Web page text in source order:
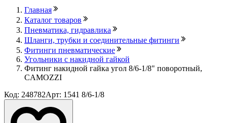
Главная
Каталог товаров
Пневматика, гидравлика
Шланги, трубки и соединительные фитинги
Фитинги пневматические
Угольники с накидной гайкой
Фитинг накидной гайка угол 8/6-1/8" поворотный,
CAMOZZI
Код: 248782Арт: 1541 8/6-1/8